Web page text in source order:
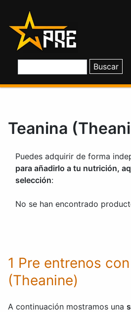
contenido
Teanina
Puedes adquirir de forma
para añadirlo a tu nutrición,
selección:
No se han encontrado
1 Pre entrenos
(Theanine)
A continuación mostramos una